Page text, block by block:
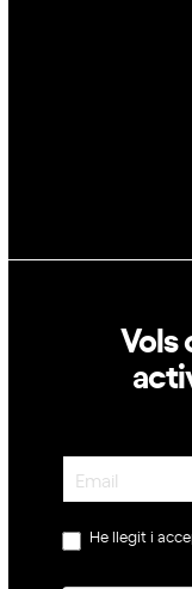
Vols
Newsletter
He llegit i